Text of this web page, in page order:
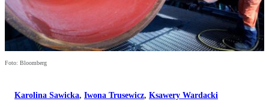
Foto: Bloomberg
Karolina Sawicka, Iwona Trusewicz, Ksawery Wardacki